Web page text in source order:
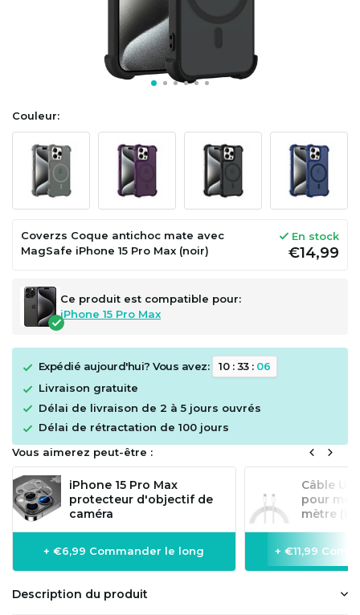
Couleur:
Coverzs Coque antichoc mate avec
MagSafe iPhone 15 Pro Max (noir)
En stock
€14,99
Ce produit est compatible pour:
iPhone 15 Pro Max
Expédié aujourd'hui? Vous avez: 10 :33 : 05
Livraison gratuite
Délai de livraison de 2 à 5 jours ouvrés
Délai de rétractation de 100 jours
Vous aimerez peut-être :
iPhone 15 Pro Max
protecteur d'objectif de
caméra
+ €6,99 Commander le long
Câble
pour
mètre
+ €11,99
Description du produit